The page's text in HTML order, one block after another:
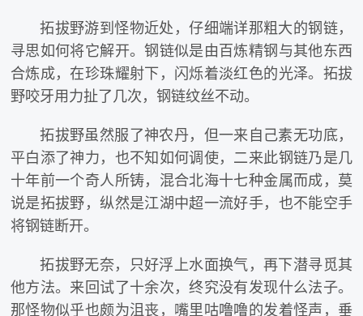
拓拔野游到怪物近处，仔细端详那粗大的钢链，
寻思如何将它解开。钢链似是由百炼精钢与其他东西
合炼成，在珍珠耀射下，闪烁着淡红色的光泽。拓拔
野咬牙用力扯了几次，钢链纹丝不动。
拓拔野虽然服了神农丹，但一来自己素无功底，
平白添了神力，也不知如何调使，二来此钢链乃是几
十年前一个奇人所铸，混合北海十七种金属而成，莫
说是拓拔野，纵然是江湖中超一流好手，也不能空手
将钢链断开。
拓拔野无奈，只好浮上水面换气，再下潜寻觅其
他方法。来回试了十余次，终究没有发现什么法子。
那怪物似乎也颇为沮丧，嘴里咕噜噜的发着怪声，垂